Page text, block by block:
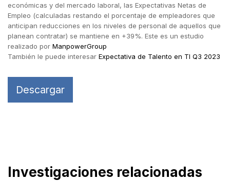
económicas y del mercado laboral, las Expectativas Netas de
Empleo (calculadas restando el porcentaje de empleadores que
anticipan reducciones en los niveles de personal de aquellos que
planean contratar) se mantiene en +39%. Este es un estudio
realizado por ManpowerGroup
También le puede interesar Expectativa de Talento en TI Q3 2023
Descargar
Investigaciones relacionadas